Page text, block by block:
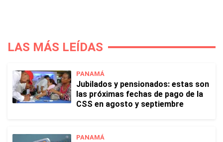
LAS MÁS LEÍDAS
PANAMÁ
Jubilados y pensionados: estas son
las próximas fechas de pago de la
CSS en agosto y septiembre
PANAMÁ